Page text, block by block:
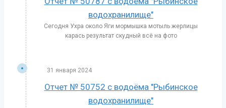
водохранилище"
Сегодня Ухра около Яги мормышка мотыль жерлицы
карась результат скудный всё на фото
31 января 2024
Отчет № 50752 с водоёма "Рыбинское
водохранилище"